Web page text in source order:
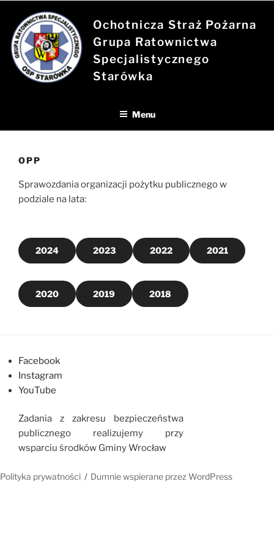
treści
Ochotnicza Straż Pożarna
Grupa Ratownictwa
Specjalistycznego
Starówka
Menu
OPP
Sprawozdania organizacji pożytku publicznego w
podziale na lata:
2024 2023 2022 2021
2020 2019 2018
Facebook
Instagram
YouTube
Zadania z zakresu bezpieczeństwa
publicznego realizujemy przy
wsparciu środków Gminy Wrocław
Polityka prywatności Dumnie wspierane przez WordPress